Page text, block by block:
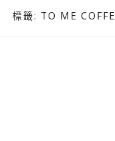
標籤: TO ME